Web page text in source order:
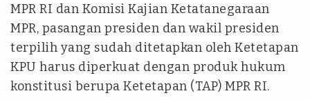
MPR RI dan Komisi Kajian Ketatanegaraan
MPR, pasangan presiden dan wakil presiden
terpilih yang sudah ditetapkan oleh Ketetapan
KPU harus diperkuat dengan produk hukum
konstitusi berupa Ketetapan (TAP) MPR RI.